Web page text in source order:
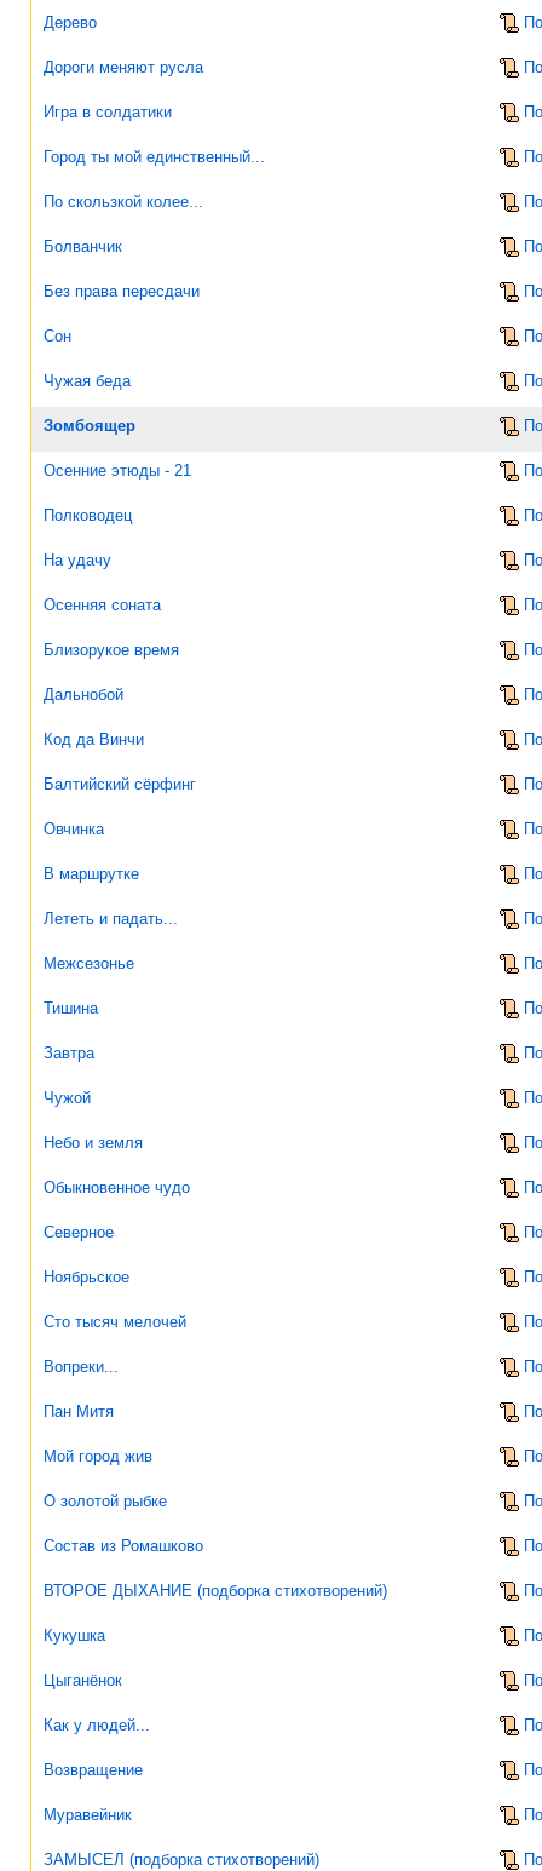
Дерево
Дороги меняют русла
Игра в солдатики
Город ты мой единственный...
По скользкой колее...
Болванчик
Без права пересдачи
Сон
Чужая беда
Зомбоящер
Осенние этюды - 21
Полководец
На удачу
Осенняя соната
Близорукое время
Дальнобой
Код да Винчи
Балтийский сёрфинг
Овчинка
В маршрутке
Лететь и падать...
Межсезонье
Тишина
Завтра
Чужой
Небо и земля
Обыкновенное чудо
Северное
Ноябрьское
Сто тысяч мелочей
Вопреки...
Пан Митя
Мой город жив
О золотой рыбке
Состав из Ромашково
ВТОРОЕ ДЫХАНИЕ (подборка стихотворений)
Кукушка
Цыганёнок
Как у людей...
Возвращение
Муравейник
ЗАМЫСЕЛ (подборка стихотворений)